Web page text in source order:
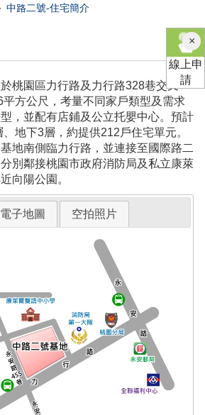
中路二號-住宅簡介
桃園區力行路及力行路328巷交叉
方公尺，考量不同家戶類型及需求
，並配有店鋪及公立托嬰中心。預計
地下3層，約提供212戶住宅單元。
地南側臨力行路，並連接至國際路二
別鄰接桃園市政府消防局及私立康萊
向陽公園。
電子地圖 空拍照片
×關
閉
線上申
請